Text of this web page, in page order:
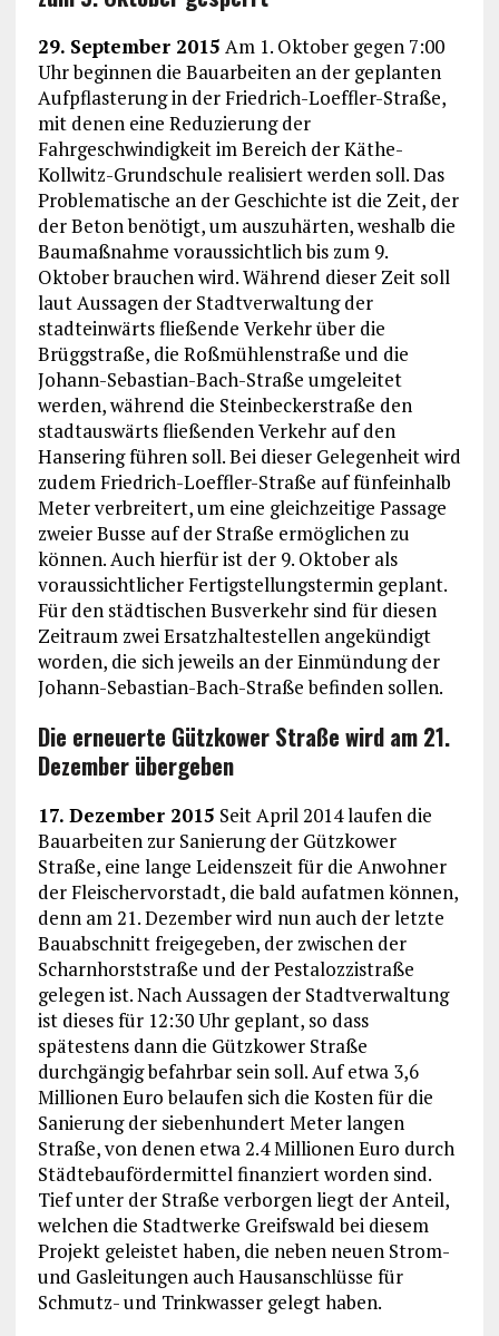
29. September 2015 Am 1. Oktober gegen 7:00
Uhr beginnen die Bauarbeiten an der geplanten
Aufpflasterung in der Friedrich-Loeffler-Straße,
mit denen eine Reduzierung der
Fahrgeschwindigkeit im Bereich der Käthe-
Kollwitz-Grundschule realisiert werden soll. Das
Problematische an der Geschichte ist die Zeit, der
der Beton benötigt, um auszuhärten, weshalb die
Baumaßnahme voraussichtlich bis zum 9.
Oktober brauchen wird. Während dieser Zeit soll
laut Aussagen der Stadtverwaltung der
stadteinwärts fließende Verkehr über die
Brüggstraße, die Roßmühlenstraße und die
Johann-Sebastian-Bach-Straße umgeleitet
werden, während die Steinbeckerstraße den
stadtauswärts fließenden Verkehr auf den
Hansering führen soll. Bei dieser Gelegenheit wird
zudem Friedrich-Loeffler-Straße auf fünfeinhalb
Meter verbreitert, um eine gleichzeitige Passage
zweier Busse auf der Straße ermöglichen zu
können. Auch hierfür ist der 9. Oktober als
voraussichtlicher Fertigstellungstermin geplant.
Für den städtischen Busverkehr sind für diesen
Zeitraum zwei Ersatzhaltestellen angekündigt
worden, die sich jeweils an der Einmündung der
Johann-Sebastian-Bach-Straße befinden sollen.
Die erneuerte Gützkower Straße wird am 21.
Dezember übergeben
17. Dezember 2015 Seit April 2014 laufen die
Bauarbeiten zur Sanierung der Gützkower
Straße, eine lange Leidenszeit für die Anwohner
der Fleischervorstadt, die bald aufatmen können,
denn am 21. Dezember wird nun auch der letzte
Bauabschnitt freigegeben, der zwischen der
Scharnhorststraße und der Pestalozzistraße
gelegen ist. Nach Aussagen der Stadtverwaltung
ist dieses für 12:30 Uhr geplant, so dass
spätestens dann die Gützkower Straße
durchgängig befahrbar sein soll. Auf etwa 3,6
Millionen Euro belaufen sich die Kosten für die
Sanierung der siebenhundert Meter langen
Straße, von denen etwa 2.4 Millionen Euro durch
Städtebaufördermittel finanziert worden sind.
Tief unter der Straße verborgen liegt der Anteil,
welchen die Stadtwerke Greifswald bei diesem
Projekt geleistet haben, die neben neuen Strom-
und Gasleitungen auch Hausanschlüsse für
Schmutz- und Trinkwasser gelegt haben.